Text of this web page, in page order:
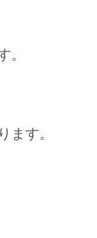
。
ます。